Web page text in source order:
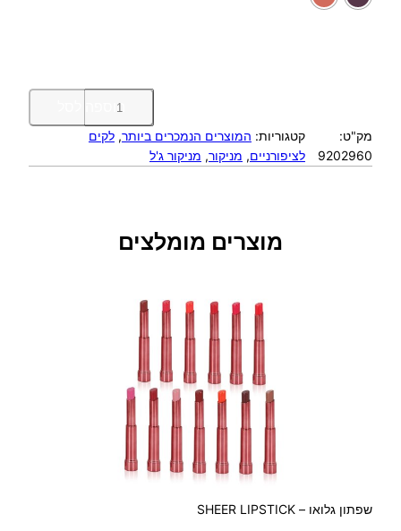
כ
ת
ק
ג
3
ש
ב
י
ם
-
ש
הוספה לסל
מק"ט:
9202960
קטגוריות: המוצרים הנמכרים ביותר, לקים
לציפורניים, מניקור, מניקור ג'ל
מוצרים מומלצים
שפתון גלואו – SHEER LIPSTICK